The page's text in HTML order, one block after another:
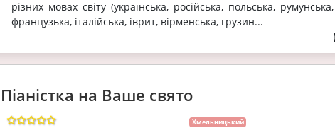
різних мовах світу (українська, російська, польська,
французька, італійська, іврит, вірменська, грузин...
Піаністка на Ваше свято
Хмельницький